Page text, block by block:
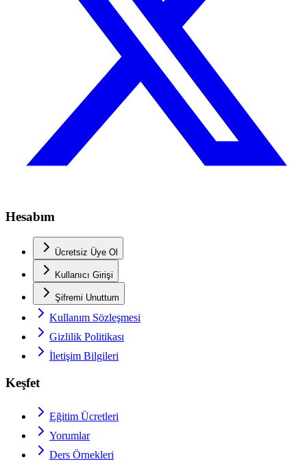
Hesabım
Ücretsiz Üye Ol
Kullanıcı Girişi
Şifremi Unuttum
Kullanım Sözleşmesi
Gizlilik Politikası
İletişim Bilgileri
Keşfet
Eğitim Ücretleri
Yorumlar
Ders Örnekleri